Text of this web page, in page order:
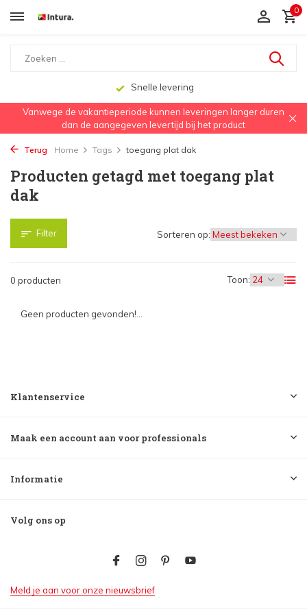
0
Snelle levering
Vanwege de vakantieperiode kunnen leveringen langer duren
dan de aangegeven levertijd bij het product
Terug Home Tags toegang plat dak
Producten getagd met toegang plat
dak
Filter
0 producten Toon:
Sorteren op:
Geen producten gevonden!...
Klantenservice
Maak een account aan voor professionals
Informatie
Volg ons op
Meld je aan voor onze nieuwsbrief